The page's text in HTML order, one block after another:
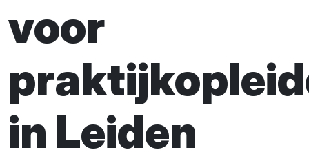
voor
in Leiden